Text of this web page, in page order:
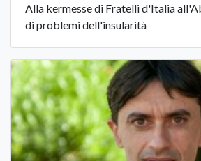
Alla kermesse di Fratelli d'Italia
di problemi dell'insularità